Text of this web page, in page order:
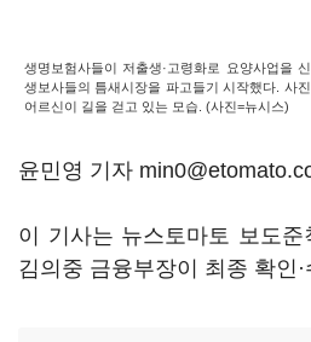
생명보험사들이 저출생·고령화로 요양사업을
생보사들의 틈새시장을 파고들기 시작했다. 사
어르신이 길을 걷고 있는 모습. (사진=뉴시스)
윤민영 기자
이 기사는 뉴스토마토 보도
김의중 금융부장이 최종 확인